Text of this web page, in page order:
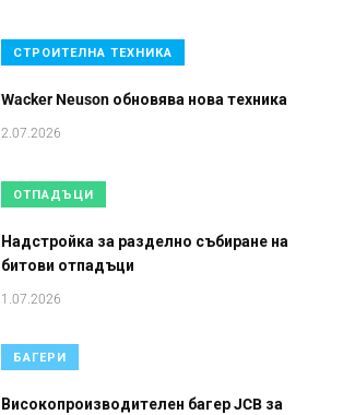
СТРОИТЕЛНА ТЕХНИКА
Wacker Neuson обновява нова техника
2.07.2026
ОТПАДЪЦИ
Надстройка за разделно събиране на
битови отпадъци
1.07.2026
БАГЕРИ
Високопроизводителен багер JCB за